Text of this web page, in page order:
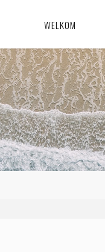
WELKOM